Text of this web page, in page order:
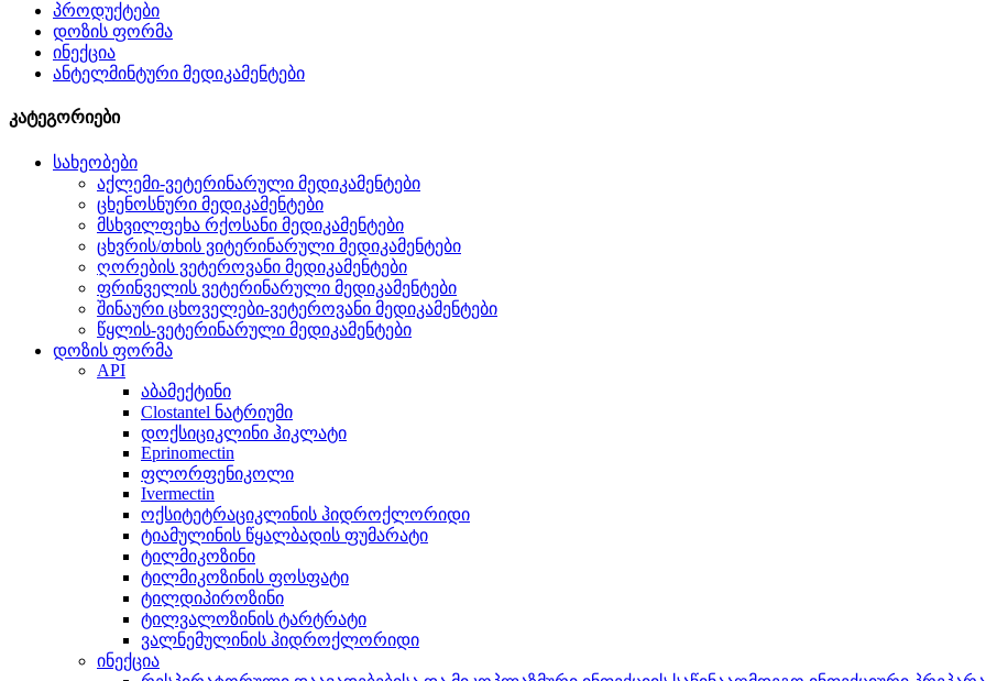
პროდუქტები
დოზის ფორმა
ინექცია
ანტელმინტური მედიკამენტები
კატეგორიები
სახეობები
აქლემი-ვეტერინარული მედიკამენტები
ცხენოსნური მედიკამენტები
მსხვილფეხა რქოსანი მედიკამენტები
ცხვრის/თხის ვიტერინარული მედიკამენტები
ღორების ვეტეროვანი მედიკამენტები
ფრინველის ვეტერინარული მედიკამენტები
შინაური ცხოველები-ვეტეროვანი მედიკამენტები
წყლის-ვეტერინარული მედიკამენტები
დოზის ფორმა
API
აბამექტინი
Clostantel ნატრიუმი
დოქსიციკლინი ჰიკლატი
Eprinomectin
ფლორფენიკოლი
Ivermectin
ოქსიტეტრაციკლინის ჰიდროქლორიდი
ტიამულინის წყალბადის ფუმარატი
ტილმიკოზინი
ტილმიკოზინის ფოსფატი
ტილდიპიროზინი
ტილვალოზინის ტარტრატი
ვალნემულინის ჰიდროქლორიდი
ინექცია